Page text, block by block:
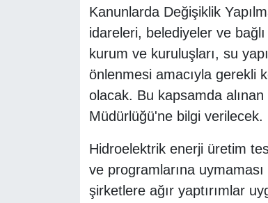
Kanunlarda Değişiklik
idareleri, belediyeler ve
kurum ve kuruluşları, su
önlenmesi amacıyla gerekli
olacak. Bu kapsamda
Müdürlüğü'ne bilgi verilecek.
Hidroelektrik enerji üretim
ve programlarına
şirketlere ağır yaptırımlar